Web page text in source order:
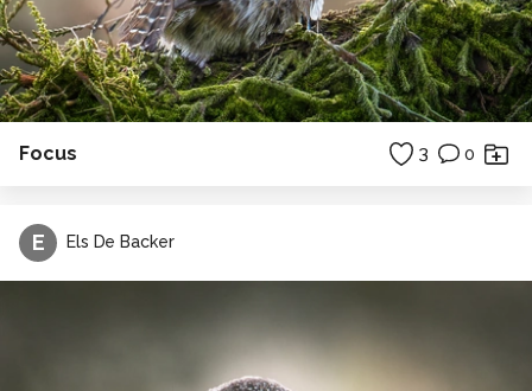
Focus 3 0
E Els De Backer